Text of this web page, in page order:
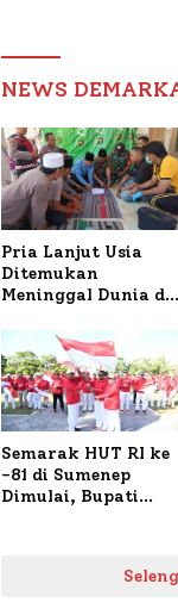
NEWS
Pria Lanjut Usia
Ditemukan
Meninggal Dunia di
Polresta Lakukan
Olah TKP
Semarak HUT RI ke
-81 di Sumenep
Dimulai, Bupati